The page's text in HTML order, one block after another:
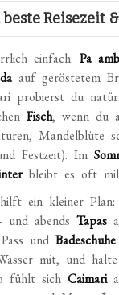
beste Reisezeit
einfach:Pa
auf geröstetem
probierst du
Fisch, wenn du
Mandelblüte
Festzeit). Im
bleibt es oft
ein kleiner
und abendsTapas
undBadeschuhe
mit, und
fühlt sichCaimari